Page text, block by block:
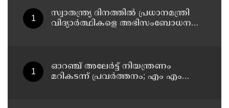
സ്വാതന്ത്ര്യ ദിനത്തില്‍ പ്രധാനമന്ത്രി
വിദ്യാര്‍ത്ഥികളെ അഭിസംബോധന
ഓറഞ്ച് അലേര്‍ട്ട് നിയന്ത്രണം
മറികടന്ന് പ്രവര്‍ത്തനം; എം എം